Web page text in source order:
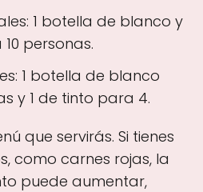
1 botella de blanco y
personas.
1 botella de blanco
y 1 de tinto para 4.
que servirás. Si tienes
como carnes rojas, la
puede aumentar,